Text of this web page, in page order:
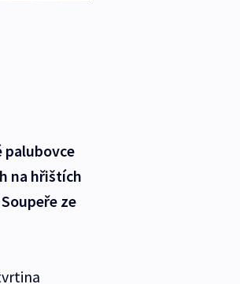
palubovce
na hřištích
ze